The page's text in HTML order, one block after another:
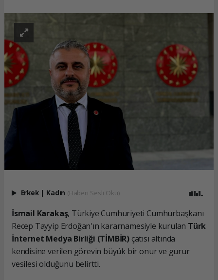
Erkek Kadın (Haberi Sesli Oku)
İsmail Karakaş, Türkiye Cumhuriyeti Cumhurbaşkanı
Recep Tayyip Erdoğan'ın kararnamesiyle kurulan Türk
İnternet Medya Birliği (TİMBİR) çatısı altında
kendisine verilen görevin büyük bir onur ve gurur
vesilesi olduğunu belirtti.